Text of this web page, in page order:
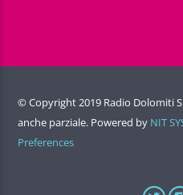
© Copyright 2019 Radio Dolomiti
anche parziale. Powered by NIT
Preferences